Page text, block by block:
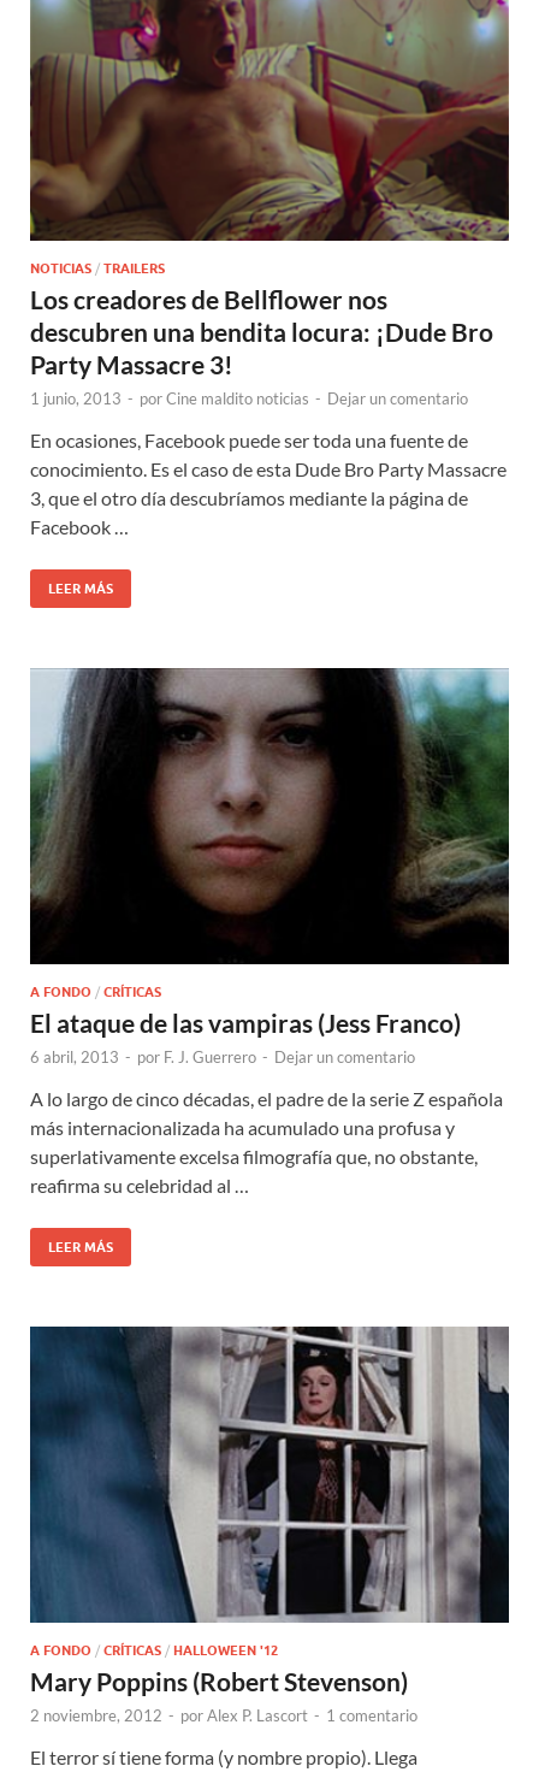
NOTICIAS / TRAILERS
Los creadores de Bellflower nos
descubren una bendita locura: ¡Dude Bro
Party Massacre 3!
1 junio, 2013 - porCine maldito noticias - Dejar un comentario
En ocasiones, Facebook puede ser toda una fuente de
conocimiento. Es el caso de esta Dude Bro Party Massacre
3, que el otro día descubríamos mediante la página de
Facebook …
LEER MÁS
A FONDO / CRÍTICAS
El ataque de las vampiras (Jess Franco)
6 abril, 2013 - por F. J. Guerrero - Dejar un comentario
A lo largo de cinco décadas, el padre de la serie Z española
más internacionalizada ha acumulado una profusa y
superlativamente excelsa filmografía que, no obstante,
reafirma su celebridad al …
LEER MÁS
A FONDO / CRÍTICAS / HALLOWEEN '12
Mary Poppins (Robert Stevenson)
2 noviembre, 2012 - porAlex P. Lascort - 1 comentario
El terror sí tiene forma (y nombre propio). Llega